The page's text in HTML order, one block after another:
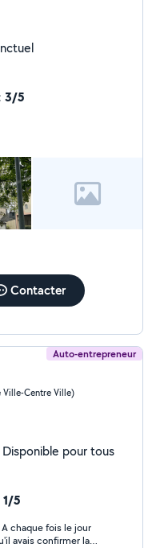
3/5
Contacter
Auto-entrepreneur
Ville-Centre Ville)
pour tous
5
chaque fois le jour
avais confirmer la